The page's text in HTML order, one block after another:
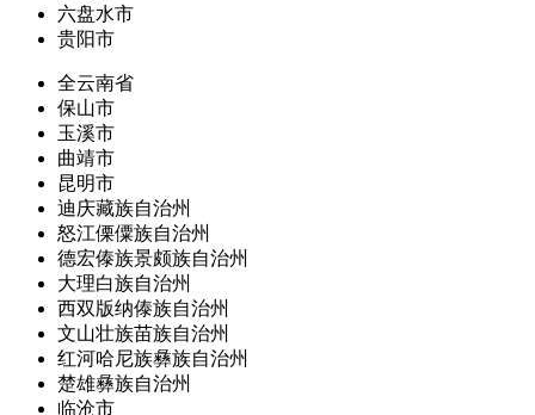
六盘水市
贵阳市
全云南省
保山市
玉溪市
曲靖市
昆明市
迪庆藏族自治州
怒江傈僳族自治州
德宏傣族景颇族自治州
大理白族自治州
西双版纳傣族自治州
文山壮族苗族自治州
红河哈尼族彝族自治州
楚雄彝族自治州
临沧市